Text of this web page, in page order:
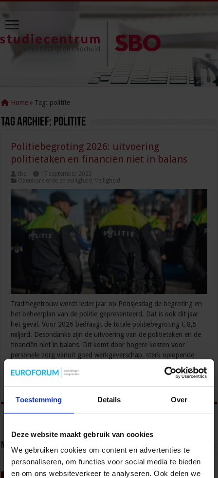
Toestemming Details Over
Deze website maakt gebruik van cookies
We gebruiken cookies om content en advertenties te
personaliseren, om functies voor social media te bieden
en om ons websiteverkeer te analyseren. Ook delen we
Home » Tag: politite
Tag Archief: politite
Politiebegroting 2026: uitvoering
politietaken en financiën niet in balans
sbo
17 september 2025
Openbare orde en veiligheid ,Veiligheid
Traditiegetrouw wordt ieder jaar op Prinsjesdag de begroting en
het beheerplan van de politie gepresenteerd. Dat is ook dit jaar
het geval. Voor 2026 bedraagt de totale politiebegroting € 8,5
miljard. Desondanks zijn de uitvoering van de politietaken en de
financiën niet in balans. Dit komt door hogere kosten voor
personele zorg vanuit goed werkgeverschap, sterk oplopende
Nieuwsbrief